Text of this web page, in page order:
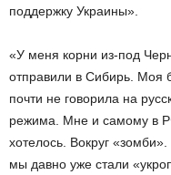
поддержку Украины».
«У меня корни из-под
отправили в Сибирь. Моя
почти не говорила на
режима. Мне и самому в
хотелось. Вокруг
мы давно уже стали